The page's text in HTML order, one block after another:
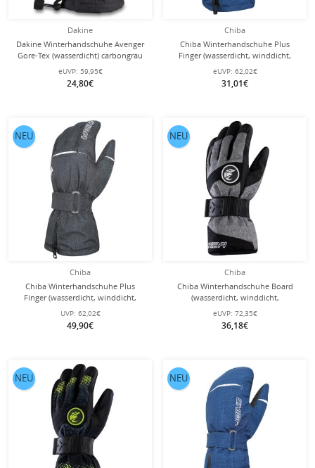
Dakine
Dakine Winterhandschuhe Avenger
Gore-Tex (wasserdicht) carbongrau
Kinder
eUVP: 59,95€
24,80€
Chiba
Chiba Winterhandschuhe Plus
Finger (wasserdicht, winddicht,
atmungsaktiv) marineblau - 1 Paar
eUVP: 62,02€
31,01€
Chiba
Chiba Winterhandschuhe Plus
Finger (wasserdicht, winddicht,
atmungsaktiv) schwarz - 1 Paar
UVP: 62,02€
49,90€
NEU
Chiba
Chiba Winterhandschuhe Board
(wasserdicht, winddicht,
atmungsaktiv) hellgrau/weiss - 1
Paar
eUVP: 72,35€
36,18€
NEU
NEU NEU